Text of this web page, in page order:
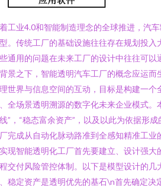
工业4.0和智能制造理念的全球推进，汽
。传统工厂的基础设施往往存在规划投
通用的问题在未来工厂的设计中往往可
景之下，智能透明汽车工厂的概念应运
世界与信息空间的互动，目标是构建一
全场景透明溯源的数字化未来企业模式。
”，“稳态富余资产”，以及以此为依据形
完成从自动化脉动路准到全感知精准工
现智能透明化工厂首先要建立、设计强
交付风险管控体制。以下是模型设计的
稳定资产是透明优先的基石\n首先确定决